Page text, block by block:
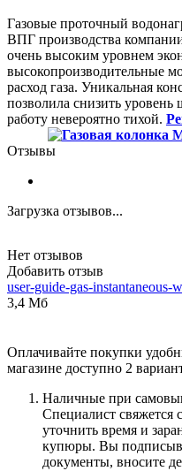
Газовые проточный
ВПГ производства
очень высоким уровнем
высокопроизводительные
расход газа. Уникальная
позволила снизить
работу невероятно тихой.
Отзывы
Загрузка отзывов...
Нет отзывов
Добавить отзыв
user-guide-gas-instantaneous-
3,4 Мб
Оплачивайте покупки
магазине доступно 2
Наличные при
Специалист свяжется
уточнить время и
купюры. Вы
документы, вносите